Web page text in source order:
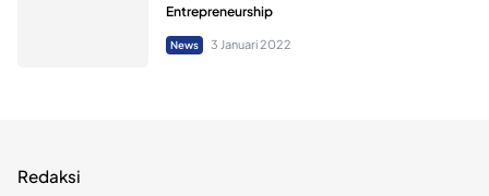
Entrepreneurship
News 3 Januari 2022
Redaksi